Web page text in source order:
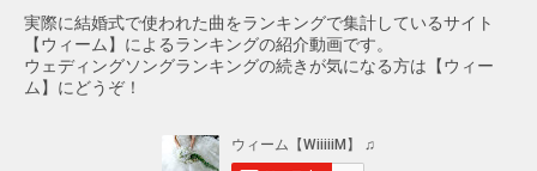
実際に結婚式で使われた曲をランキングで集計しているサイト
【ウィーム】によるランキングの紹介動画です。
ウェディングソングランキングの続きが気になる方は【ウィー
ム】にどうぞ！